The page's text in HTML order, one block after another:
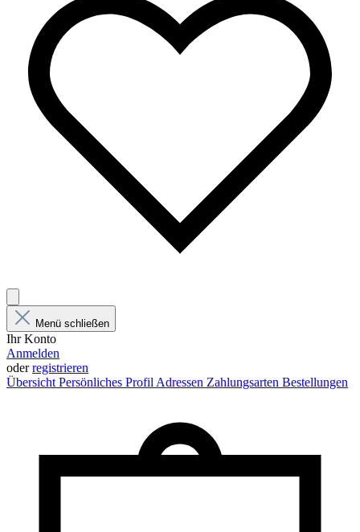
Menü schließen
Ihr Konto
Anmelden
oderregistrieren
Übersicht Persönliches Profil Adressen Zahlungsarten Bestellungen